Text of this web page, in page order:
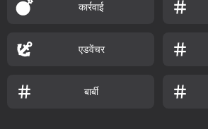
कार्रवाई
एडवेंचर
बार्बी